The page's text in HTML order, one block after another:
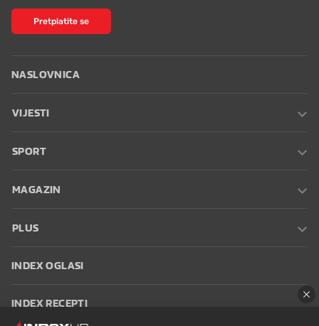
Pretplatite se
NASLOVNICA
VIJESTI
SPORT
MAGAZIN
PLUS
INDEX OGLASI
INDEX RECEPTI